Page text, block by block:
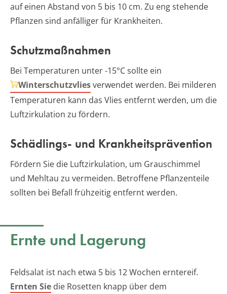
auf einen Abstand von 5 bis 10 cm. Zu eng stehende
Pflanzen sind anfälliger für Krankheiten.
Schutzmaßnahmen
Bei Temperaturen unter -15°C sollte ein
Winterschutzvliesverwendet werden. Bei milderen
Temperaturen kann das Vlies entfernt werden, um die
Luftzirkulation zu fördern.
Schädlings- und Krankheitsprävention
Fördern Sie die Luftzirkulation, um Grauschimmel
und Mehltau zu vermeiden. Betroffene Pflanzenteile
sollten bei Befall frühzeitig entfernt werden.
Ernte und Lagerung
Feldsalat ist nach etwa 5 bis 12 Wochen erntereif.
Ernten Sie die Rosetten knapp über dem